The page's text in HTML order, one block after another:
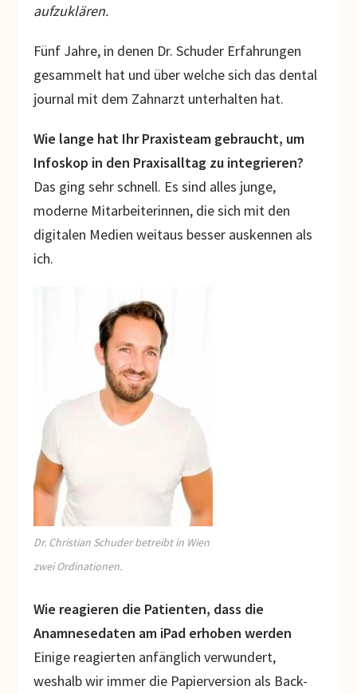
aufzuklären.
Fünf Jahre, in denen Dr. Schuder Erfahrungen
gesammelt hat und über welche sich das dental
journal mit dem Zahnarzt unterhalten hat.
Wie lange hat Ihr Praxisteam gebraucht, um
Infoskop in den Praxisalltag zu integrieren?
Das ging sehr schnell. Es sind alles junge,
moderne Mitarbeiterinnen, die sich mit den
digitalen Medien weitaus besser auskennen als
ich.
Dr. Christian Schuder betreibt in Wien
zwei Ordinationen.
Wie reagieren die Patienten, dass die
Anamnesedaten am iPad erhoben werden
Einige reagierten anfänglich verwundert,
weshalb wir immer die Papierversion als Back-